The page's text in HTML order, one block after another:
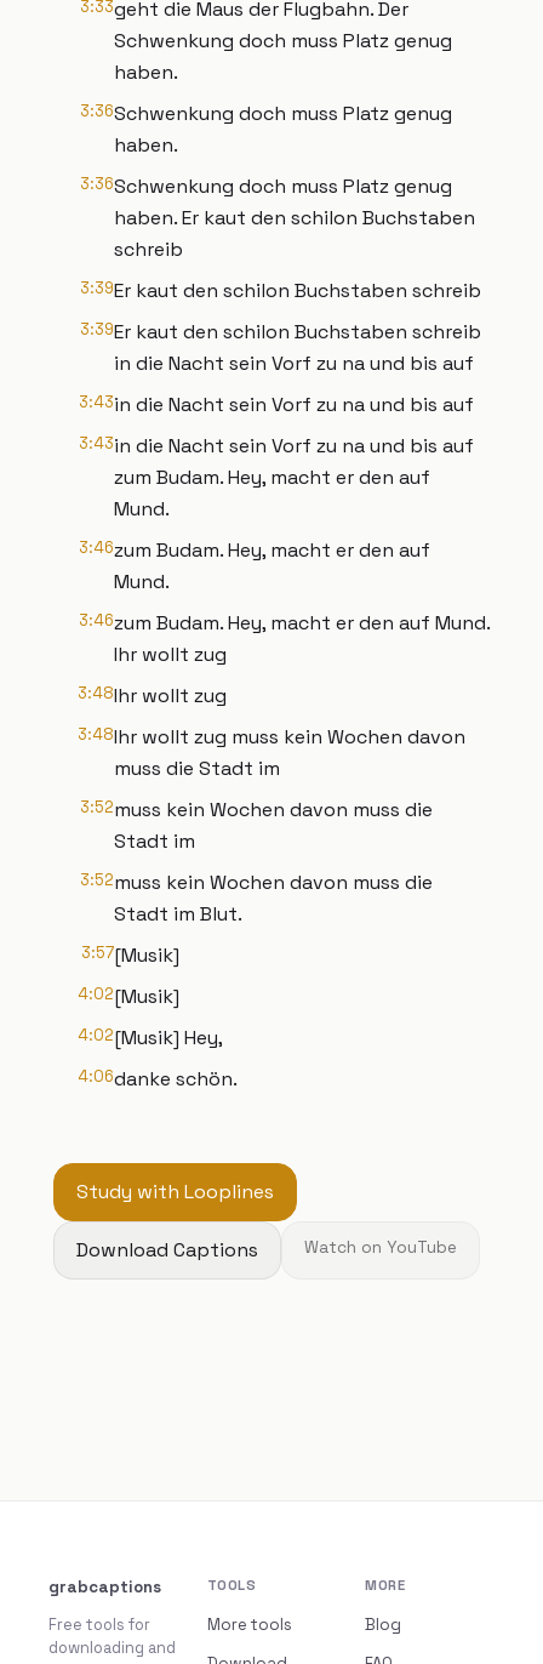
3:33geht die Maus der Flugbahn. Der
Schwenkung doch muss Platz genug
haben.
3:36Schwenkung doch muss Platz genug
haben.
3:36Schwenkung doch muss Platz genug
haben. Er kaut den schilon Buchstaben
schreib
3:39Er kaut den schilon Buchstaben schreib
3:39Er kaut den schilon Buchstaben schreib
in die Nacht sein Vorf zu na und bis auf
3:43in die Nacht sein Vorf zu na und bis auf
3:43in die Nacht sein Vorf zu na und bis auf
zum Budam. Hey, macht er den auf
Mund.
3:46zum Budam. Hey, macht er den auf
Mund.
3:46zum Budam. Hey, macht er den auf Mund.
Ihr wollt zug
3:48Ihr wollt zug
3:48Ihr wollt zug muss kein Wochen davon
muss die Stadt im
3:52muss kein Wochen davon muss die
Stadt im
3:52muss kein Wochen davon muss die
Stadt im Blut.
3:57[Musik]
4:02[Musik]
4:02[Musik] Hey,
4:06danke schön.
Study with Looplines
Download Captions Watch on YouTube
grabcaptions
Free tools for
downloading and
TOOLS
More tools
MORE
Blog